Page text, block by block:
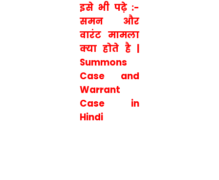
इसे भी पढ़े :-
समन और
वारंट मामला
क्या होते है |
Summons
Case and
Warrant
Case in
Hindi